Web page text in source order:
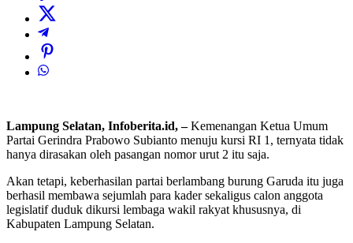
Lampung Selatan, Infoberita.id, –Kemenangan Ketua Umum
Partai Gerindra Prabowo Subianto menuju kursi RI 1, ternyata tidak
hanya dirasakan oleh pasangan nomor urut 2 itu saja.
Akan tetapi, keberhasilan partai berlambang burung Garuda itu juga
berhasil membawa sejumlah para kader sekaligus calon anggota
legislatif duduk dikursi lembaga wakil rakyat khususnya, di
Kabupaten Lampung Selatan.